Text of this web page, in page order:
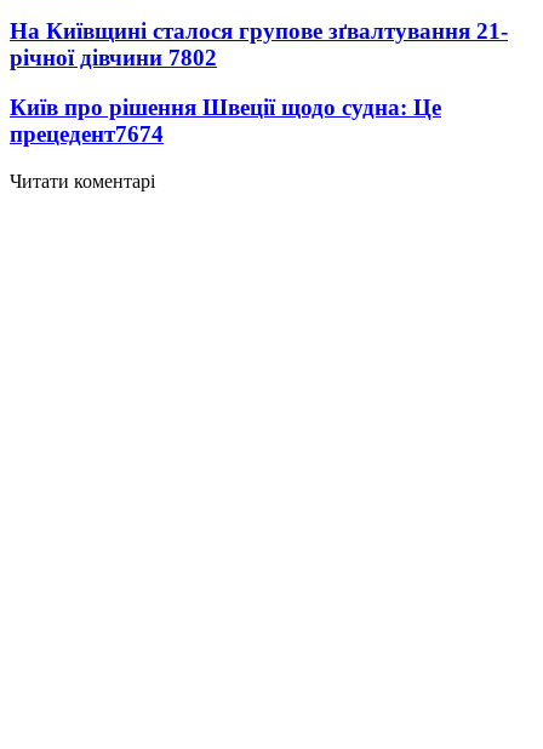
На Київщині сталося групове зґвалтування 21-
річної дівчини 7802
Київ про рішення Швеції щодо судна: Це
прецедент7674
Читати коментарі